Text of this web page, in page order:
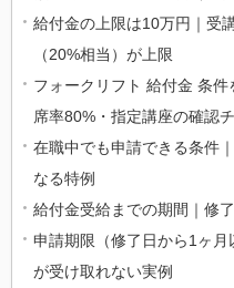
給付金の上限は10万円｜受
（20%相当）が上限
フォークリフト 給付金 条
席率80%・指定講座の確認
在職中でも申請できる条件
なる特例
給付金受給までの期間｜修
申請期限（修了日から1ヶ
が受け取れない実例